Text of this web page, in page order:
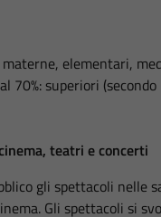
materne, elementari,
70%: superiori (secondo
teatri e concerti
gli spettacoli nelle
Gli spettacoli si